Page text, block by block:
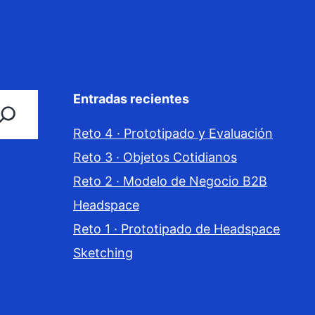
Entradas recientes
Reto 4 · Prototipado y Evaluación
Reto 3 · Objetos Cotidianos
Reto 2 · Modelo de Negocio B2B
Headspace
Reto 1 · Prototipado de Headspace
Sketching